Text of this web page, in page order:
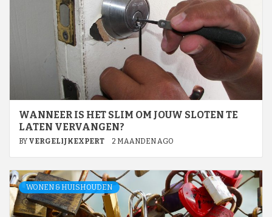
WANNEER IS HET SLIM OM JOUW SLOTEN TE
LATEN VERVANGEN?
BY VERGELIJKEXPERT 2 MAANDEN AGO
WONEN & HUISHOUDEN